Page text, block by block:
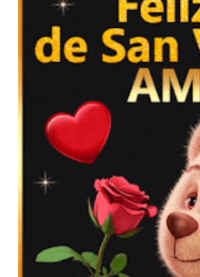
Feliz San Valentín Eudocia